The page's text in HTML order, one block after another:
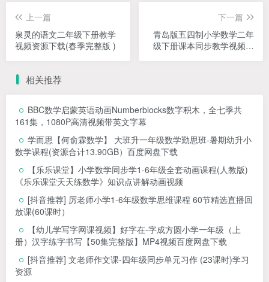
上一篇
泉灵的语文二年级下册教学
视频资源下载(春季完整版 )
下一篇
青岛版五四制小学数学二年
级下册课本同步教学视频网
相关推荐
BBC数学启蒙英语动画Numberblocks数字积木，全七季共
161集，1080P高清视频带英文字幕
学而思【何俞霖数学】 大班升一年级数学勤思班-暑期幼升小
数学课程(资源合计13.90GB）百度网盘下载
【乐乐课堂】小学数学同步学1-6年级全套动画课程(人教版)
《乐乐课堂天天练数学》知识点讲解动画视频
[抖音推荐] 厉老师小学1-6年级数学思维课程 60节精选直播回
放课(60课时）
【幼儿学写字网课视频】好字在-字成方圆小学一年级（上
册）汉字练字书写【50集完整版】MP4视频百度网盘下载
[抖音推荐] 文老师作文课-四年级同步单元习作 (23课时)学习
资源